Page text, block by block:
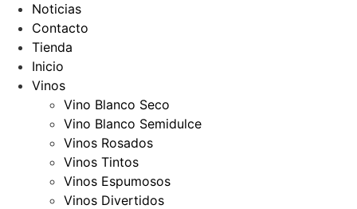
Noticias
Contacto
Tienda
Inicio
Vinos
Vino Blanco Seco
Vino Blanco Semidulce
Vinos Rosados
Vinos Tintos
Vinos Espumosos
Vinos Divertidos